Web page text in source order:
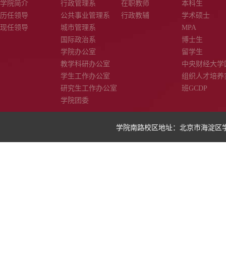
学院简介
历任领导
现任领导
行政管理系
公共事业管理系
城市管理系
国际政治系
学院办公室
教学科研办公室
学生工作办公室
研究生工作办公室
学院团委
在职教师
行政教辅
本科生
学术硕士
MPA
博士生
留学生
中央财经大学
组织人才培养
班GCDP
学院南路校区地址：北京市海淀区